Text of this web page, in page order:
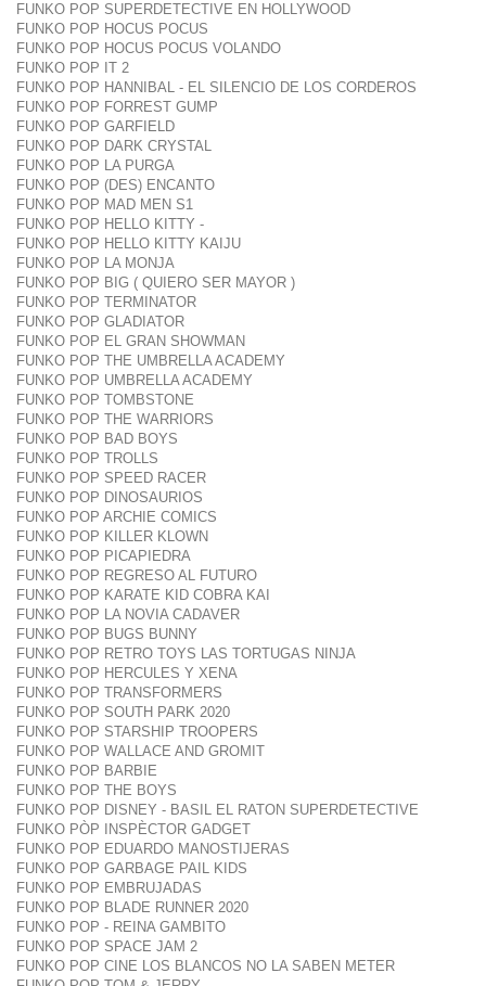
FUNKO POP SUPERDETECTIVE EN HOLLYWOOD
FUNKO POP HOCUS POCUS
FUNKO POP HOCUS POCUS VOLANDO
FUNKO POP IT 2
FUNKO POP HANNIBAL - EL SILENCIO DE LOS CORDEROS
FUNKO POP FORREST GUMP
FUNKO POP GARFIELD
FUNKO POP DARK CRYSTAL
FUNKO POP LA PURGA
FUNKO POP (DES) ENCANTO
FUNKO POP MAD MEN S1
FUNKO POP HELLO KITTY -
FUNKO POP HELLO KITTY KAIJU
FUNKO POP LA MONJA
FUNKO POP BIG ( QUIERO SER MAYOR )
FUNKO POP TERMINATOR
FUNKO POP GLADIATOR
FUNKO POP EL GRAN SHOWMAN
FUNKO POP THE UMBRELLA ACADEMY
FUNKO POP UMBRELLA ACADEMY
FUNKO POP TOMBSTONE
FUNKO POP THE WARRIORS
FUNKO POP BAD BOYS
FUNKO POP TROLLS
FUNKO POP SPEED RACER
FUNKO POP DINOSAURIOS
FUNKO POP ARCHIE COMICS
FUNKO POP KILLER KLOWN
FUNKO POP PICAPIEDRA
FUNKO POP REGRESO AL FUTURO
FUNKO POP KARATE KID COBRA KAI
FUNKO POP LA NOVIA CADAVER
FUNKO POP BUGS BUNNY
FUNKO POP RETRO TOYS LAS TORTUGAS NINJA
FUNKO POP HERCULES Y XENA
FUNKO POP TRANSFORMERS
FUNKO POP SOUTH PARK 2020
FUNKO POP STARSHIP TROOPERS
FUNKO POP WALLACE AND GROMIT
FUNKO POP BARBIE
FUNKO POP THE BOYS
FUNKO POP DISNEY - BASIL EL RATON SUPERDETECTIVE
FUNKO PÒP INSPÈCTOR GADGET
FUNKO POP EDUARDO MANOSTIJERAS
FUNKO POP GARBAGE PAIL KIDS
FUNKO POP EMBRUJADAS
FUNKO POP BLADE RUNNER 2020
FUNKO POP - REINA GAMBITO
FUNKO POP SPACE JAM 2
FUNKO POP CINE LOS BLANCOS NO LA SABEN METER